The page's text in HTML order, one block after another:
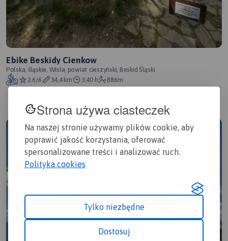
Strona używa ciasteczek
Na naszej stronie używamy plików cookie, aby
poprawić jakość korzystania, oferować
spersonalizowane treści i analizować ruch.
Polityka cookies
Tylko niezbędne
Dostosuj
Ebike Beskidy Cienkow
Polska, śląskie, Wisła, powiat cieszyński, Beskid Śląski
2.6/6
34,4 km 3:40 h 886m